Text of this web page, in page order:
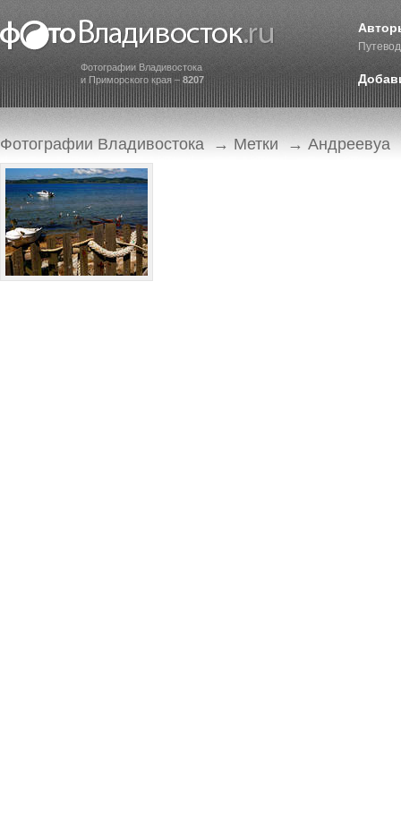
Фотографии Владивостока
и Приморского края – 8207
Фотографии Владивостока → Метки → Андреевуа